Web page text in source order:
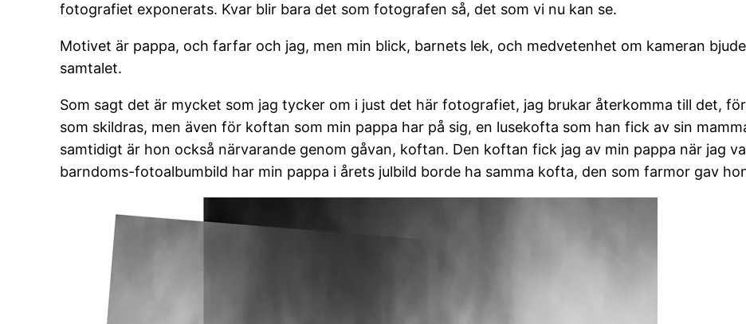
fotografiet exponerats. Kvar blir bara det som fotografen så, det som vi nu kan se.
Motivet är pappa, och farfar och jag, men min blick, barnets lek, och medvetenhet om kameran
samtalet.
Som sagt det är mycket som jag tycker om i just det här fotografiet, jag brukar återkomma till det,
som skildras, men även för koftan som min pappa har på sig, en lusekofta som han fick av sin
samtidigt är hon också närvarande genom gåvan, koftan. Den koftan fick jag av min pappa när jag
barndoms-fotoalbumbild har min pappa i årets julbild borde ha samma kofta, den som farmor gav